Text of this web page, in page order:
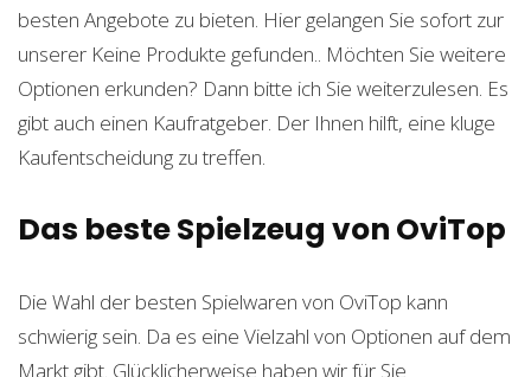
besten Angebote zu bieten. Hier gelangen Sie sofort zur
unserer Keine Produkte gefunden.. Möchten Sie weitere
Optionen erkunden? Dann bitte ich Sie weiterzulesen. Es
gibt auch einen Kaufratgeber. Der Ihnen hilft, eine kluge
Kaufentscheidung zu treffen.
Das beste Spielzeug von OviTop
Die Wahl der besten Spielwaren von OviTop kann
schwierig sein. Da es eine Vielzahl von Optionen auf dem
Markt gibt. Glücklicherweise haben wir für Sie